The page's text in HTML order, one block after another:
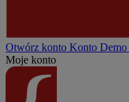
Otwórz konto Konto Demo
Moje konto